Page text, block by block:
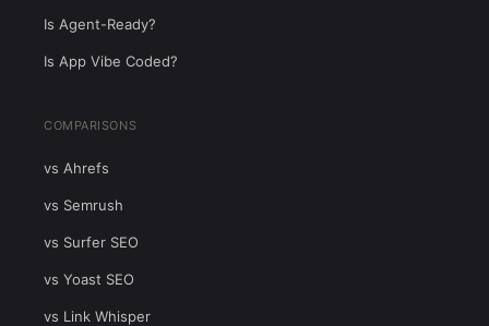
Is Agent-Ready?
Is App Vibe Coded?
COMPARISONS
vs Ahrefs
vs Semrush
vs Surfer SEO
vs Yoast SEO
vs Link Whisper